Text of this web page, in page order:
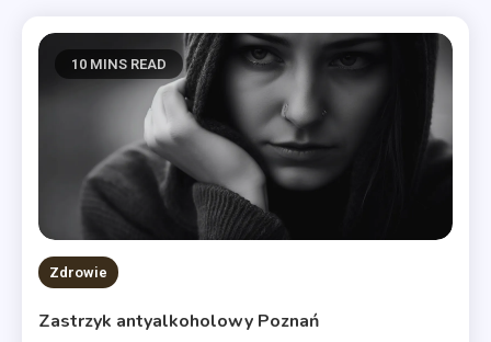
10 MINS READ
Zdrowie
Zastrzyk antyalkoholowy Poznań